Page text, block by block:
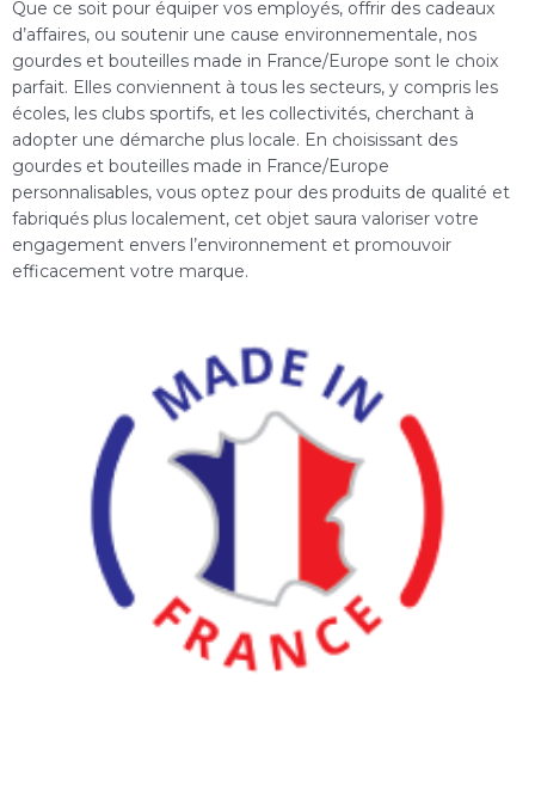
Que ce soit pour équiper vos employés, offrir des cadeaux
d’affaires, ou soutenir une cause environnementale, nos
gourdes et bouteilles made in France/Europe sont le choix
parfait. Elles conviennent à tous les secteurs, y compris les
écoles, les clubs sportifs, et les collectivités, cherchant à
adopter une démarche plus locale. En choisissant des
gourdes et bouteilles made in France/Europe
personnalisables, vous optez pour des produits de qualité et
fabriqués plus localement, cet objet saura valoriser votre
engagement envers l’environnement et promouvoir
efficacement votre marque.